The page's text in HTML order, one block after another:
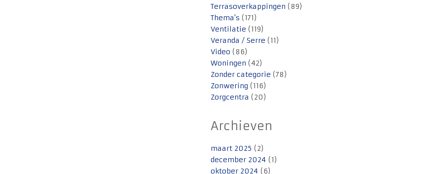
Terrasoverkappingen (89)
Thema's (171)
Ventilatie (119)
Veranda / Serre (11)
Video (86)
Woningen (42)
Zonder categorie (78)
Zonwering (116)
Zorgcentra (20)
Archieven
maart 2025 (2)
december 2024 (1)
oktober 2024 (6)